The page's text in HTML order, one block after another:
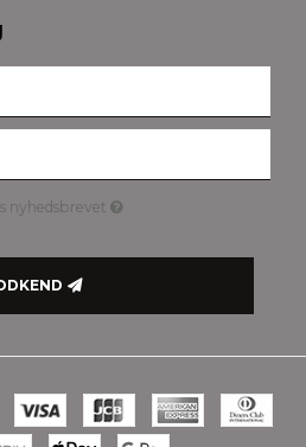
nyhedsbrevet